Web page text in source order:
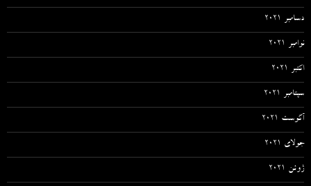
دسامبر 2021
نوامبر 2021
اکتبر 2021
سپتامبر 2021
آگوست 2021
جولای 2021
ژوئن 2021